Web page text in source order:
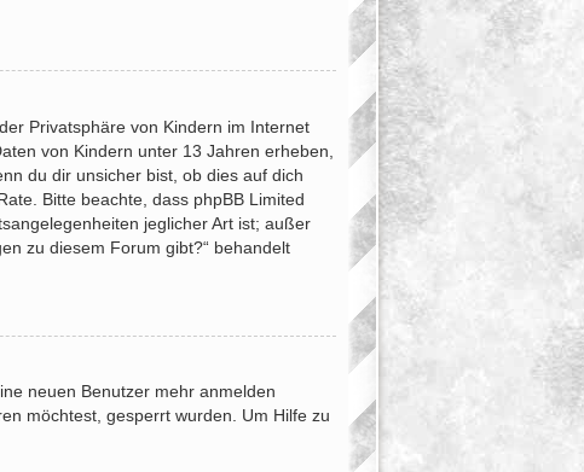
Privatsphäre von Kindern im Internet
von Kindern unter 13 Jahren erheben,
du dir unsicher bist, ob dies auf dich
Bitte beachte, dass phpBB Limited
jeglicher Art ist; außer
zu diesem Forum gibt?“ behandelt
neuen Benutzer mehr anmelden
möchtest, gesperrt wurden. Um Hilfe zu